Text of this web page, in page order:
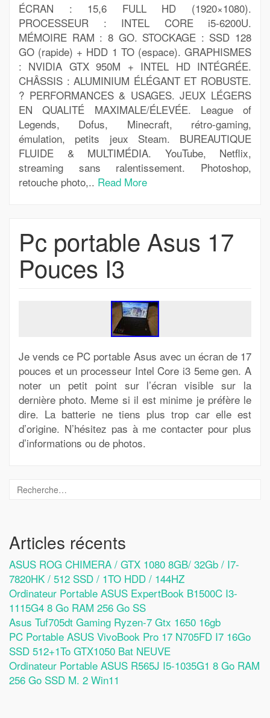
ÉCRAN : 15,6 FULL HD (1920×1080).
PROCESSEUR : INTEL CORE i5-6200U.
MÉMOIRE RAM : 8 GO. STOCKAGE : SSD 128
GO (rapide) + HDD 1 TO (espace). GRAPHISMES
: NVIDIA GTX 950M + INTEL HD INTÉGRÉE.
CHÂSSIS : ALUMINIUM ÉLÉGANT ET ROBUSTE.
? PERFORMANCES & USAGES. JEUX LÉGERS
EN QUALITÉ MAXIMALE/ÉLEVÉE. League of
Legends, Dofus, Minecraft, rétro-gaming,
émulation, petits jeux Steam. BUREAUTIQUE
FLUIDE & MULTIMÉDIA. YouTube, Netflix,
streaming sans ralentissement. Photoshop,
retouche photo,.. Read More
Pc portable Asus 17
Pouces I3
Je vends ce PC portable Asus avec un écran de 17
pouces et un processeur Intel Core i3 5eme gen. A
noter un petit point sur l’écran visible sur la
dernière photo. Meme si il est minime je préfère le
dire. La batterie ne tiens plus trop car elle est
d’origine. N’hésitez pas à me contacter pour plus
d’informations ou de photos.
Articles récents
ASUS ROG CHIMERA / GTX 1080 8GB/ 32Gb / I7-
7820HK / 512 SSD / 1TO HDD / 144HZ
Ordinateur Portable ASUS ExpertBook B1500C I3-
1115G4 8 Go RAM 256 Go SS
Asus Tuf705dt Gaming Ryzen-7 Gtx 1650 16gb
PC Portable ASUS VivoBook Pro 17 N705FD I7 16Go
SSD 512+1To GTX1050 Bat NEUVE
Ordinateur Portable ASUS R565J I5-1035G1 8 Go RAM
256 Go SSD M. 2 Win11